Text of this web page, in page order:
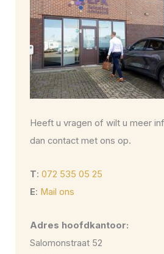
Heeft u vragen of wilt u meer
dan contact met ons op.
T:072 535 05 25
E: Mail ons
Adres hoofdkantoor:
Salomonstraat 52